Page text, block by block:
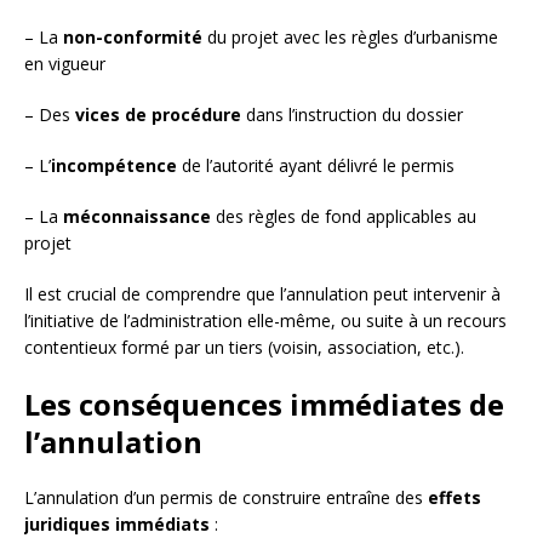
– La non-conformité du projet avec les règles d’urbanisme
en vigueur
– Des vices de procédure dans l’instruction du dossier
– L’incompétence de l’autorité ayant délivré le permis
– La méconnaissance des règles de fond applicables au
projet
Il est crucial de comprendre que l’annulation peut intervenir à
l’initiative de l’administration elle-même, ou suite à un recours
contentieux formé par un tiers (voisin, association, etc.).
Les conséquences immédiates de
l’annulation
L’annulation d’un permis de construire entraîne des effets
juridiques immédiats :